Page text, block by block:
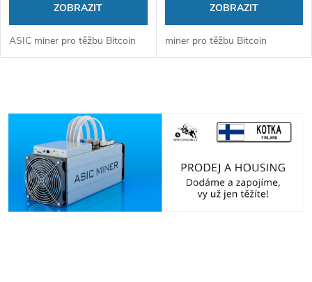
ZOBRAZIT
ASIC miner pro těžbu Bitcoin
ZOBRAZIT
miner pro těžbu Bitcoin
d